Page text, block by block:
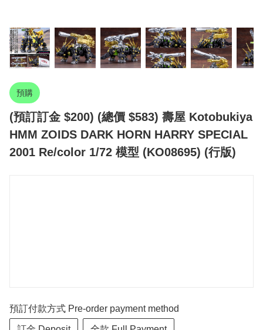
預購
(預訂訂金 $200) (總價 $583) 壽屋 Kotobukiya
HMM ZOIDS DARK HORN HARRY SPECIAL
2001 Re/color 1/72 模型 (KO08695) (行版)
預訂付款方式 Pre-order payment method